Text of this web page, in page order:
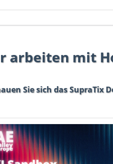
arbeiten mit
Sie sich dasSupraTix